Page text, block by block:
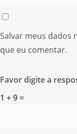
Salvar meus dados
que eu comentar.
Favor digite a
1 + 9 =